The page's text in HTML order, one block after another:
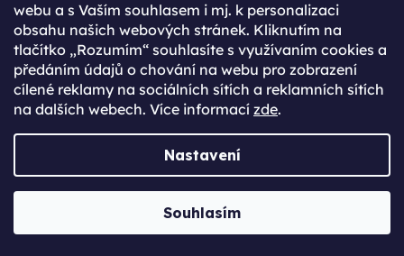
webu a s Vaším souhlasem i mj. k personalizaci
obsahu našich webových stránek. Kliknutím na
tlačítko „Rozumím“ souhlasíte s využívaním cookies a
předáním údajů o chování na webu pro zobrazení
cílené reklamy na sociálních sítích a reklamních sítích
na dalších webech. Více informací zde.
Nastavení
Souhlasím
Rychlejší nákup díky uloženým údajům
Přehled o stavu objednávky
Kompletní historie objednávek
Speciální akce, novinky a slevy pro registrované
Vytvořil Shoptet Premium
JabkoLevně.cz. Všechna práva vyhrazena.